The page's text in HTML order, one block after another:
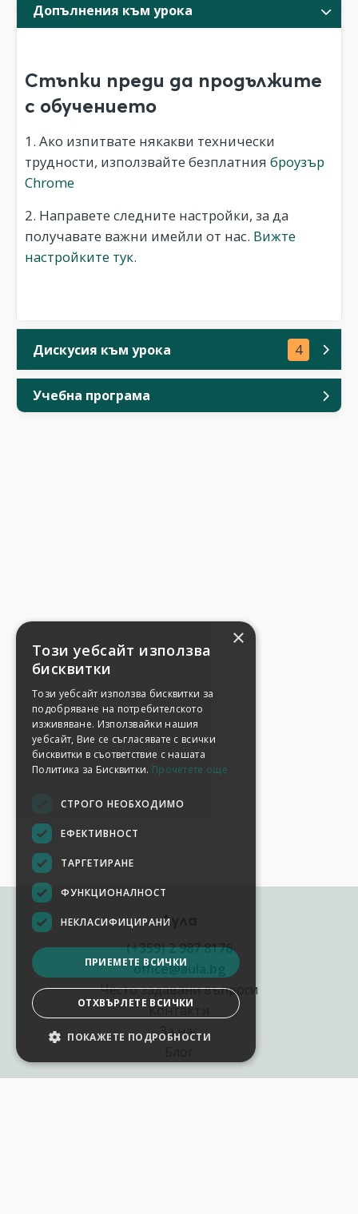
Допълнения към урока
Стъпки преди да продължите
с обучението
1. Ако изпитвате някакви технически
трудности, използвайте безплатния броузър
Chrome
2. Направете следните настройки, за да
получавате важни имейли от нас. Вижте
настройките тук.
Дискусия към урока 4
Учебна програма
Аула
(+359) 2 987 8176
office@aula.bg
Често задавани въпроси
Контакти
За нас
×
Този уебсайт използва
бисквитки
Този уебсайт използва бисквитки за
подобряване на потребителското
изживяване. Използвайки нашия
уебсайт, Вие се съгласявате с всички
бисквитки в съответствие с нашата
Политика за Бисквитки. Прочетете още
СТРОГО НЕОБХОДИМО
ЕФЕКТИВНОСТ
ТАРГЕТИРАНЕ
ФУНКЦИОНАЛНОСТ
НЕКЛАСИФИЦИРАНИ
ПРИЕМЕТЕ ВСИЧКИ
ОТХВЪРЛЕТЕ ВСИЧКИ
ПОКАЖЕТЕ ПОДРОБНОСТИ